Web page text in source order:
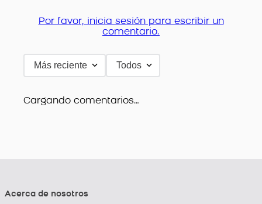
Por favor, inicia sesión para escribir un
comentario.
Más reciente Todos
Cargando comentarios…
Acerca de nosotros